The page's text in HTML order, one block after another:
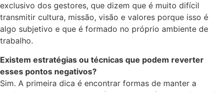
exclusivo dos gestores, que dizem que é muito difícil
transmitir cultura, missão, visão e valores porque isso é
algo subjetivo e que é formado no próprio ambiente de
trabalho.
Existem estratégias ou técnicas que podem reverter
esses pontos negativos?
Sim. A primeira dica é encontrar formas de manter a